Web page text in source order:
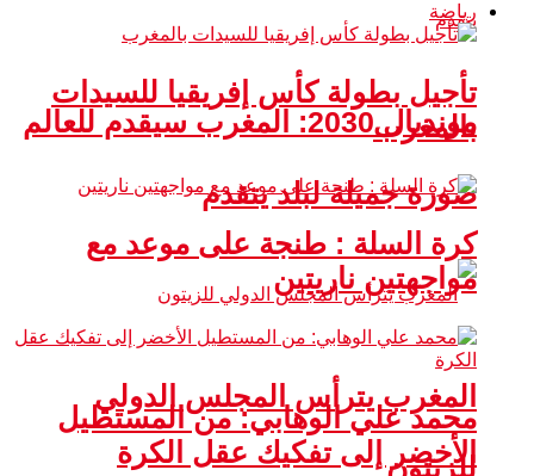
مونديال 2030: المغرب سيقدم للعالم
صورة جميلة لبلد يتقدم
المغرب يترأس المجلس الدولي
للزيتون
رياضة
تأجيل بطولة كأس إفريقيا للسيدات
بالمغرب
كرة السلة : طنجة على موعد مع
مواجهتين ناريتين
محمد علي الوهابي: من المستطيل
الأخضر إلى تفكيك عقل الكرة